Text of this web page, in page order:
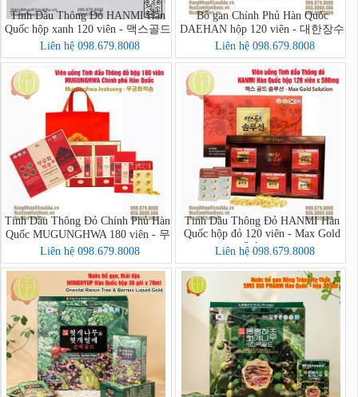
Tinh Dầu Thông Đỏ HANMI Hàn
Quốc hộp xanh 120 viên - 맥스골드
솔루션
Liên hệ 098.679.8008
Bổ gan Chính Phủ Hàn Quốc
DAEHAN hộp 120 viên - 대한장수
간
Liên hệ 098.679.8008
Tinh Dầu Thông Đỏ Chính Phủ Hàn
Quốc MUGUNGHWA 180 viên - 무
궁화적송
Liên hệ 098.679.8008
Tinh Dầu Thông Đỏ HANMI Hàn
Quốc hộp đỏ 120 viên - Max Gold
Solution
Liên hệ 098.679.8008